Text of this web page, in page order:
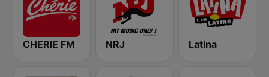
CHERIE FM NRJ Latina